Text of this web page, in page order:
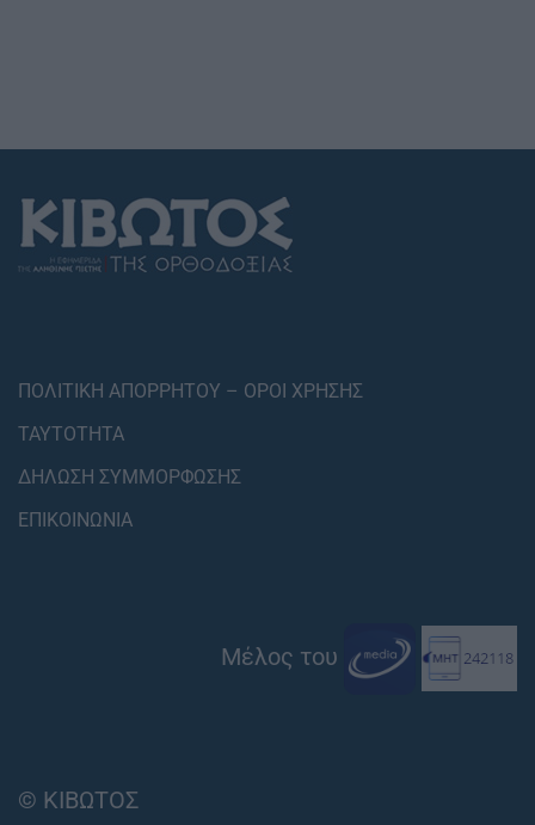
ΠΟΛΙΤΙΚΗ ΑΠΟΡΡΗΤΟΥ – ΟΡΟΙ ΧΡΗΣΗΣ
ΤΑΥΤΟΤΗΤΑ
ΔΗΛΩΣΗ ΣΥΜΜΟΡΦΩΣΗΣ
ΕΠΙΚΟΙΝΩΝΙΑ
Μέλος του
© ΚΙΒΩΤΟΣ